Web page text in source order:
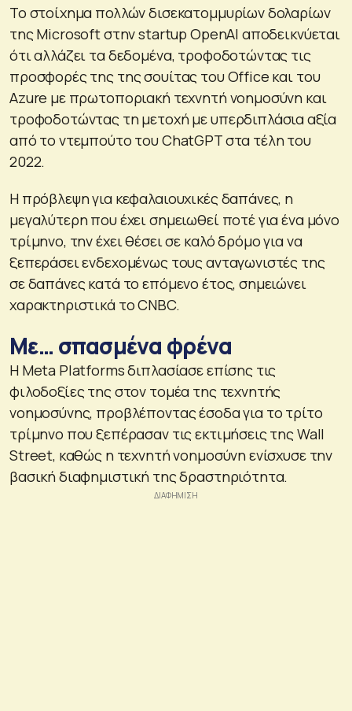
Το στοίχημα πολλών δισεκατομμυρίων δολαρίων
της Microsoft στην startup OpenAI αποδεικνύεται
ότι αλλάζει τα δεδομένα, τροφοδοτώντας τις
προσφορές της της σουίτας του Office και του
Azure με πρωτοποριακή τεχνητή νοημοσύνη και
τροφοδοτώντας τη μετοχή με υπερδιπλάσια αξία
από το ντεμπούτο του ChatGPT στα τέλη του
2022.
Η πρόβλεψη για κεφαλαιουχικές δαπάνες, η
μεγαλύτερη που έχει σημειωθεί ποτέ για ένα μόνο
τρίμηνο, την έχει θέσει σε καλό δρόμο για να
ξεπεράσει ενδεχομένως τους ανταγωνιστές της
σε δαπάνες κατά το επόμενο έτος, σημειώνει
χαρακτηριστικά το CNBC.
Με… σπασμένα φρένα
Η Meta Platforms διπλασίασε επίσης τις
φιλοδοξίες της στον τομέα της τεχνητής
νοημοσύνης, προβλέποντας έσοδα για το τρίτο
τρίμηνο που ξεπέρασαν τις εκτιμήσεις της Wall
Street, καθώς η τεχνητή νοημοσύνη ενίσχυσε την
βασική διαφημιστική της δραστηριότητα.